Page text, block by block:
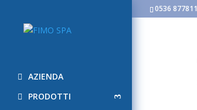
0536 877811
AZIENDA
PRODOTTI